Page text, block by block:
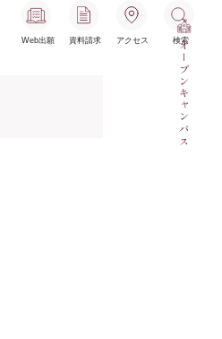
Web出願 資料請求 アクセス 検索
オープンキャンパス